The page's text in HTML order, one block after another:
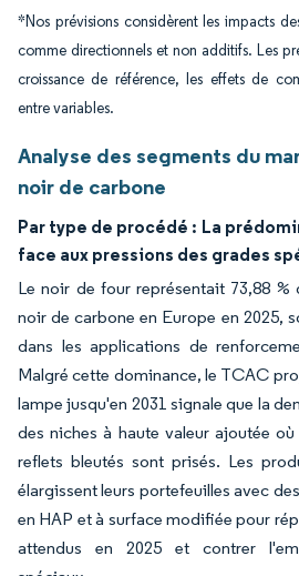
*Nos prévisions considèrent les impacts
comme directionnels et non additifs. Les
croissance de référence, les effets de
entre variables.
Analyse des segments du
noir de carbone
Par type de procédé : La
face aux pressions des grades
Le noir de four représentait 73,88
noir de carbone en Europe en 2025,
dans les applications de
Malgré cette dominance, le TCAC
lampe jusqu'en 2031 signale que la
des niches à haute valeur ajoutée
reflets bleutés sont prisés. Les
élargissent leurs portefeuilles avec
en HAP et à surface modifiée pour
attendus en 2025 et contrer